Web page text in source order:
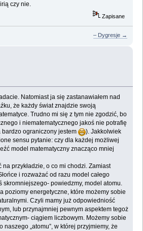
czy nie.
Zapisane
– Dygresje →
Natomiast ja się zastanawiałem nad
że każdy świat znajdzie swoją
Trudno mi się z tym nie zgodzić, bo
i niematematycznego jakoś nie potrafię
bardzo ograniczony jestem
). Jakkolwiek
sensu pytanie: czy dla każdej możliwej
model matematyczny znacząco mniej
przykładzie, o co mi chodzi. Zamiast
i rozważać od razu model całego
skromniejszego- powiedzmy, model atomu.
poziomy energetyczne, które możemy sobie
Czyli mamy już odpowiedniość
lub przynajmniej pewnym aspektem tegoż
ciągiem liczbowym. Możemy sobie
naszego „atomu”, w której przyjmiemy, że